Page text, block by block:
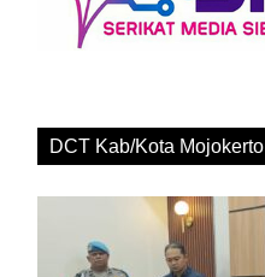
DCT Kab/Kota Mojokerto